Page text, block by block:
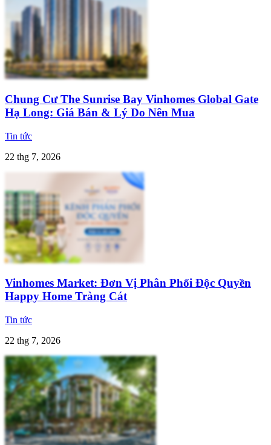
Chung Cư The Sunrise Bay Vinhomes Global Gate
Hạ Long: Giá Bán & Lý Do Nên Mua
Tin tức
22 thg 7, 2026
Vinhomes Market: Đơn Vị Phân Phối Độc Quyền
Happy Home Tràng Cát
Tin tức
22 thg 7, 2026